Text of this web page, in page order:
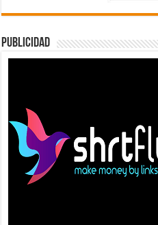
Publicidad